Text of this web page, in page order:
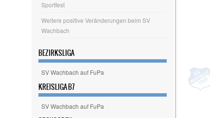
Sportfest
Weitere positive Veränderungen beim SV
Wachbach
BEZIRKSLIGA
SV Wachbach auf FuPa
KREISLIGA B7
SV Wachbach auf FuPa